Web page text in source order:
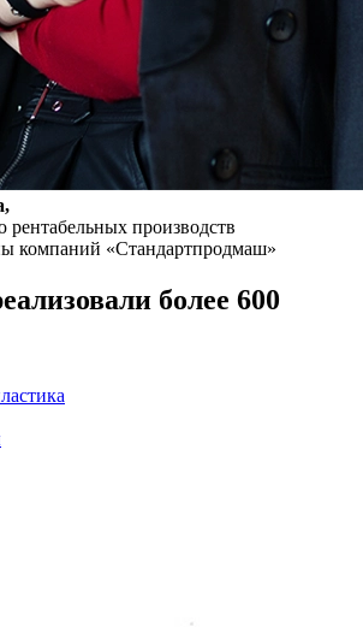
рентабельных производств
компаний «Стандартпродмаш»
более 600